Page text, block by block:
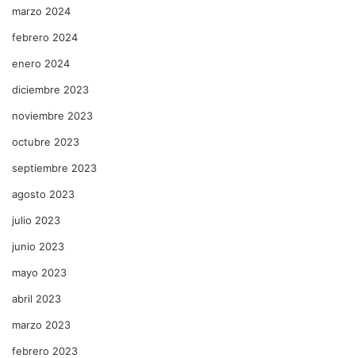
marzo 2024
febrero 2024
enero 2024
diciembre 2023
noviembre 2023
octubre 2023
septiembre 2023
agosto 2023
julio 2023
junio 2023
mayo 2023
abril 2023
marzo 2023
febrero 2023